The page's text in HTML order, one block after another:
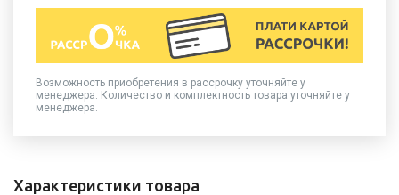
Возможность приобретения в рассрочку уточняйте у
менеджера. Количество и комплектность товара уточняйте у
менеджера.
Характеристики товара